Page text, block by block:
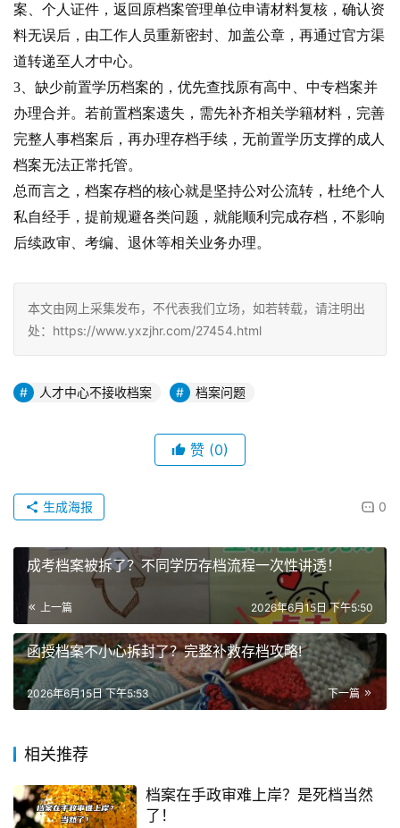
案、个人证件，返回原档案管理单位申请材料复核，确认资
料无误后，由工作人员重新密封、加盖公章，再通过官方渠
道转递至人才中心。
3、缺少前置学历档案的，优先查找原有高中、中专档案并
办理合并。若前置档案遗失，需先补齐相关学籍材料，完善
完整人事档案后，再办理存档手续，无前置学历支撑的成人
档案无法正常托管。
总而言之，档案存档的核心就是坚持公对公流转，杜绝个人
私自经手，提前规避各类问题，就能顺利完成存档，不影响
后续政审、考编、退休等相关业务办理。
本文由网上采集发布，不代表我们立场，如若转载，请注明出
处：https://www.yxzjhr.com/27454.html
人才中心不接收档案 档案问题
赞 (0)
0
生成海报
成考档案被拆了？不同学历存档流程一次性讲透！
上一篇 2026年6月15日 下午5:50
函授档案不小心拆封了？完整补救存档攻略!
下一篇
2026年6月15日 下午5:53
相关推荐
档案在手政审难上岸？是死档当然
了！